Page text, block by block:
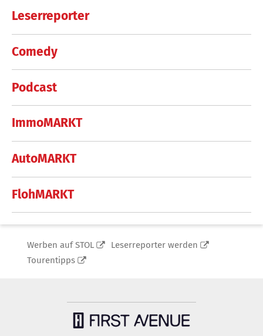
Leserreporter
Comedy
Podcast
ImmoMARKT
AutoMARKT
FlohMARKT
Werben auf STOL
Leserreporter werden
Tourentipps